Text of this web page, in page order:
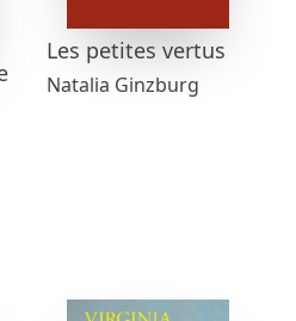
Les petites vertus
Natalia Ginzburg